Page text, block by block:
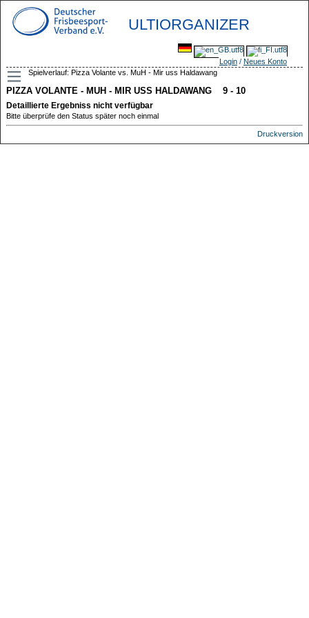
ULTIORGANIZER
Login / Neues Konto
Spielverlauf: Pizza Volante vs. MuH - Mir uss Haldawang
PIZZA VOLANTE - MUH - MIR USS HALDAWANG 9 - 10
Detaillierte Ergebniss nicht verfügbar
Bitte überprüfe den Status später noch einmal
Druckversion